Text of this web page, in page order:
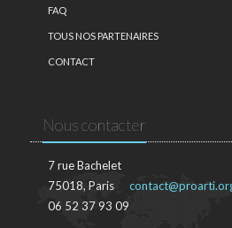
FAQ
TOUS NOS PARTENAIRES
CONTACT
Nous contacter
7 rue Bachelet
75018, Paris
06 52 37 93 09